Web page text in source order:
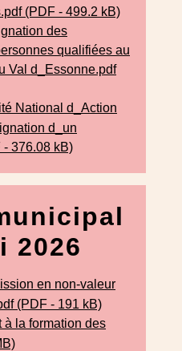
(PDF - 499.2 kB)
des
qualifiées au
Val d_Essonne.pdf
National d_Action
d_un
- 376.08 kB)
2026
en non-valeur
(PDF - 191 kB)
à la formation des